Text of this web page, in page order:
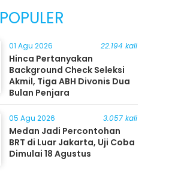
POPULER
01 Agu 2026 22.194 kali
Hinca Pertanyakan
Background Check Seleksi
Akmil, Tiga ABH Divonis Dua
Bulan Penjara
05 Agu 2026 3.057 kali
Medan Jadi Percontohan
BRT di Luar Jakarta, Uji Coba
Dimulai 18 Agustus